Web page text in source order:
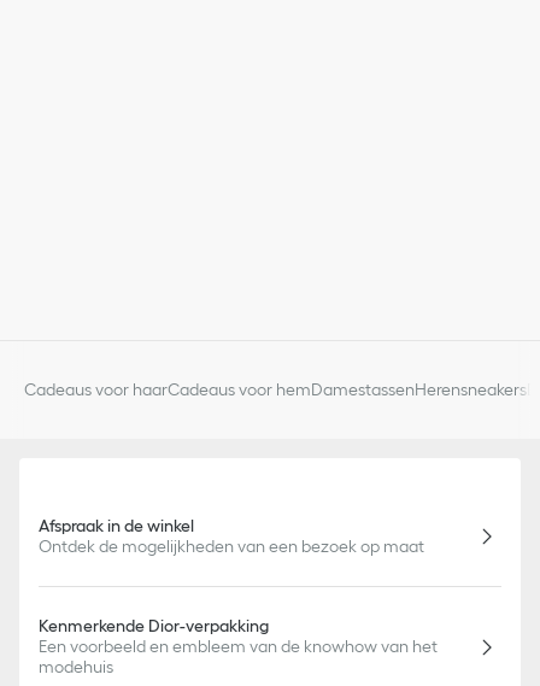
Cadeaus voor haarCadeaus voor hemDamestassenHerensneakers
Afspraak in de winkel
Ontdek de mogelijkheden van een bezoek op maat
Kenmerkende Dior-verpakking
Een voorbeeld en embleem van de knowhow van het
modehuis